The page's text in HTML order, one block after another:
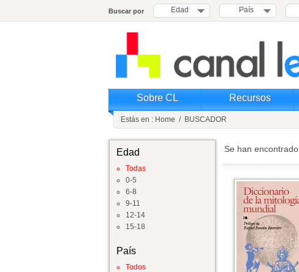
Buscar por Edad País
Sobre CL Recursos
Estás en : Home / BUSCADOR
Edad
Todas
0-5
6-8
9-11
12-14
15-18
País
Todos
Se han encontrado